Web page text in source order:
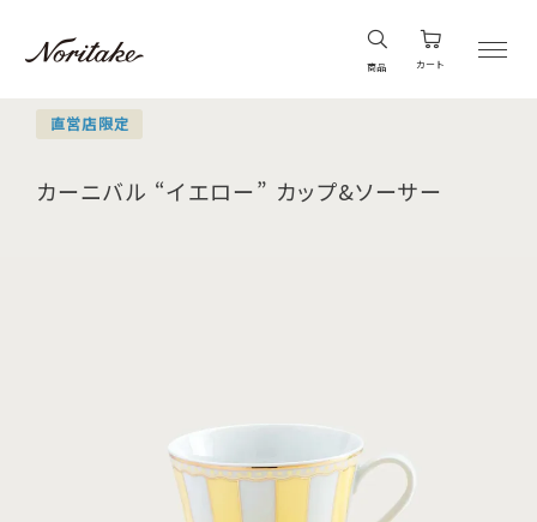
商品 カート
直営店限定
カーニバル “イエロー” カップ&ソーサー